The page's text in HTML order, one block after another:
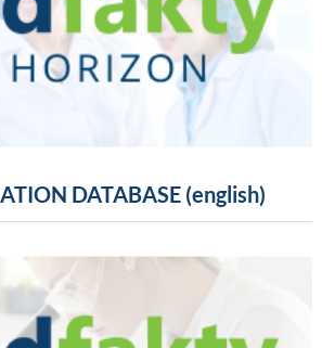
DATABASE (english)